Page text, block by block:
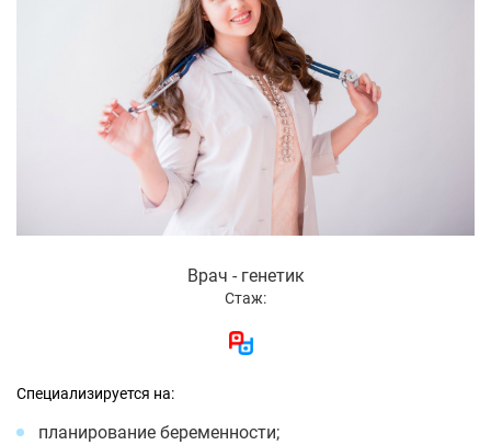
Врач - генетик
Стаж:
Специализируется на:
планирование беременности;